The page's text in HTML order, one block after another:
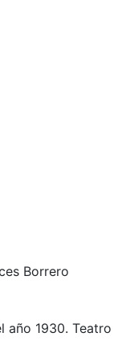
Borrero
año 1930. Teatro